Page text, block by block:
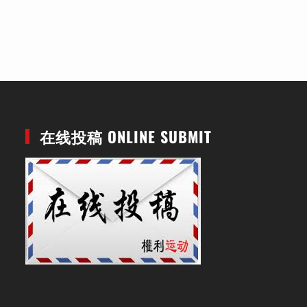
在线投稿 ONLINE SUBMIT